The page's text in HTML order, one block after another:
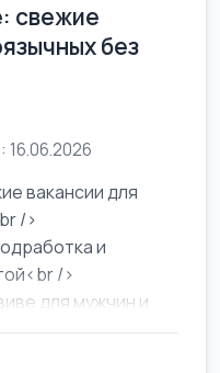
свежие
без
16.06.2026
вакансии для
/>
и
/>
для мужчин и